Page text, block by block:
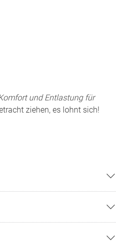
und Entlastung für
ziehen, es lohnt sich!